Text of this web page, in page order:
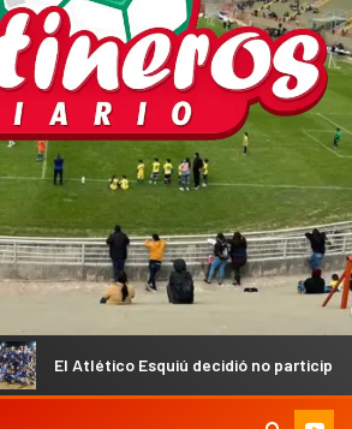
Esquiú decidió no participar del Torneo